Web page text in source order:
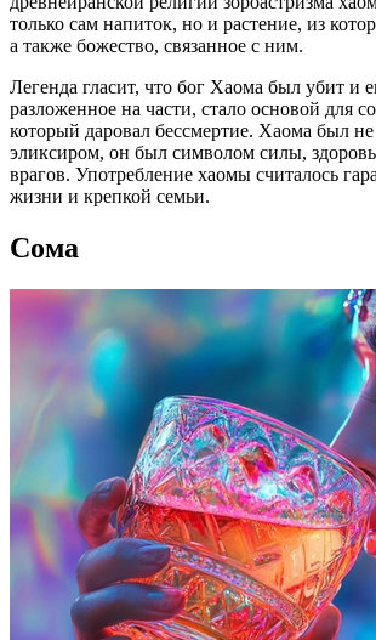
только сам напиток, но и растение, из
а также божество, связанное с ним.
Легенда гласит, что бог Хаома был убит и
разложенное на части, стало основой для
который даровал бессмертие. Хаома был
эликсиром, он был символом силы,
врагов. Употребление хаомы считалось
жизни и крепкой семьи.
Сома